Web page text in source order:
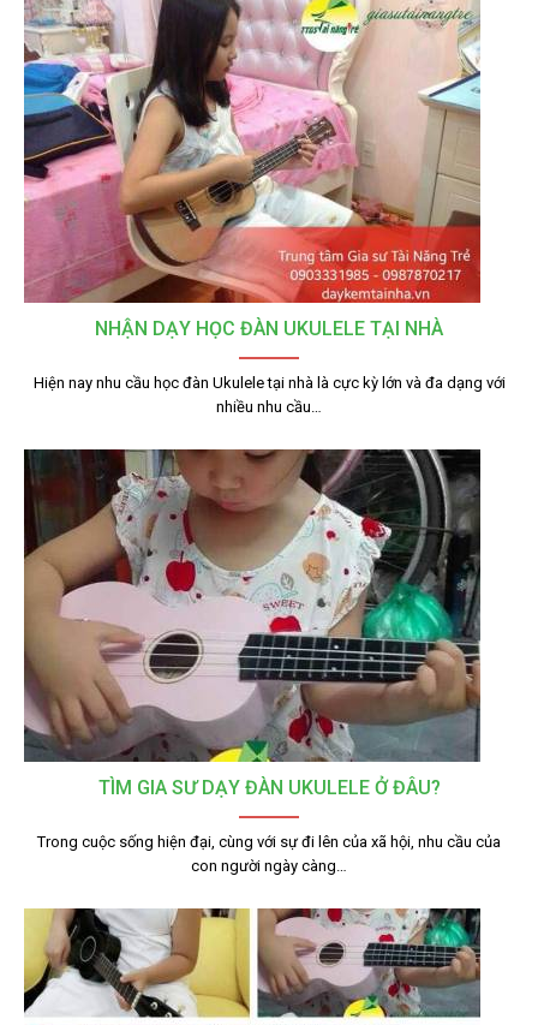
NHẬN DẠY HỌC ĐÀN UKULELE TẠI NHÀ
Hiện nay nhu cầu học đàn Ukulele tại nhà là cực kỳ lớn và đa dạng với
nhiều nhu cầu…
TÌM GIA SƯ DẠY ĐÀN UKULELE Ở ĐÂU?
Trong cuộc sống hiện đại, cùng với sự đi lên của xã hội, nhu cầu của
con người ngày càng…